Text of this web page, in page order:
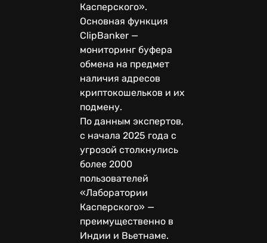
Касперского».
Основная функция
ClipBanker —
мониторинг буфера
обмена на предмет
наличия адресов
криптокошельков и их
подмену.
По данным экспертов,
с начала 2025 года с
угрозой столкнулись
более 2000
пользователей
«Лаборатории
Касперского» —
преимущественно в
Индии и Вьетнаме.